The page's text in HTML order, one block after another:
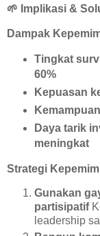
🌱 Implikasi &
Dampak
Tingkat
60%
Kepuasan
Daya tarik
meningkat
Strategi
Gunakan
partisipatif
leadership